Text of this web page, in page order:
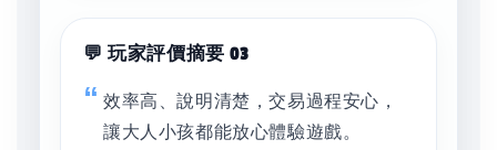
💬 玩家評價摘要 03
效率高、說明清楚，交易過程安心，
讓大人小孩都能放心體驗遊戲。